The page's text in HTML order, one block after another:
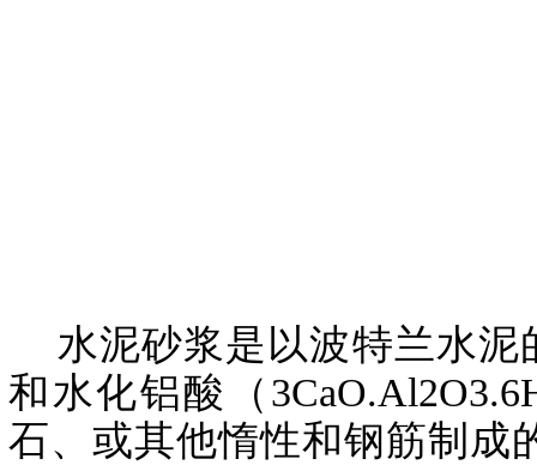
水泥砂浆是以波特兰水泥
和水化铝酸（
石、或其他惰性和钢筋制成